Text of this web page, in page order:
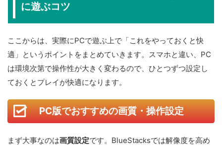
に遊ぶコツ
ここからは、実際にPCで遊ぶ上で「これをやっておくと快
適」というポイントをまとめていきます。スマホと違い、PC
は環境次第で操作性が大きく変わるので、ひとつずつ設定し
ておくとプレイが快適になります。
PC版でおすすめの画質・操作設定
まず大事なのは画質設定です。BlueStacksでは解像度を高め